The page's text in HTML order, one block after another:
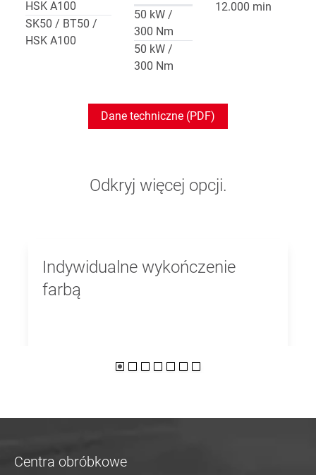
HSK A100
SK50 / BT50 /
HSK A100
50 kW /
300 Nm
50 kW /
300 Nm
12.000 min
Dane techniczne (PDF)
Odkryj więcej opcji.
Indywidualne wykończenie
farbą
Centra obróbkowe